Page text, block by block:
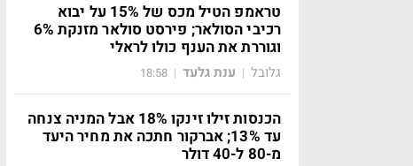
טראמפ הטיל מכס של 15% על יבוא
רכיבי הסולאר; פירסט סולאר מזנקת 6%
וגוררת את הענף כולו לראלי
גלובל | ענת גלעד |
18:58
הכנסות זילו זינקו 18% אבל המניה צנחה
עד 13%; אברקור חתכה את מחיר היעד
מ-80 ל-40 דולר